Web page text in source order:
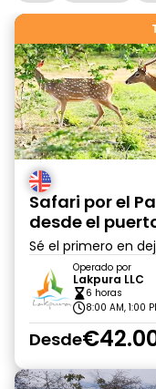
Safari por el
desde el
Sé el primero en
Operado por
Lakpura LLC
6 horas
8:00 AM, 1:00
Desde